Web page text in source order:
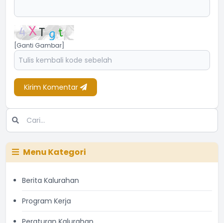
[Ganti Gambar]
Kirim Komentar
Menu Kategori
Berita Kalurahan
Program Kerja